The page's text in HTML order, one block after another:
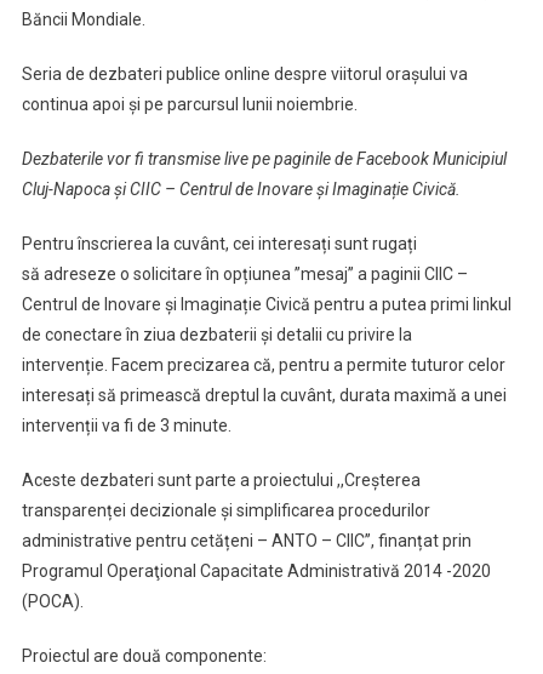
Băncii Mondiale.
Seria de dezbateri publice online despre viitorul orașului va
continua apoi și pe parcursul lunii noiembrie.
Dezbaterile vor fi transmise live pe paginile de Facebook Municipiul
Cluj-Napoca și CIIC – Centrul de Inovare și Imaginație Civică.
Pentru înscrierea la cuvânt, cei interesați sunt rugați
să adreseze o solicitare în opțiunea ”mesaj” a paginii CIIC –
Centrul de Inovare și Imaginație Civică pentru a putea primi linkul
de conectare în ziua dezbaterii și detalii cu privire la
intervenție. Facem precizarea că, pentru a permite tuturor celor
interesați să primească dreptul la cuvânt, durata maximă a unei
intervenții va fi de 3 minute.
Aceste dezbateri sunt parte a proiectului ,,Creșterea
transparenței decizionale și simplificarea procedurilor
administrative pentru cetățeni – ANTO – CIIC’’, finanțat prin
Programul Operaţional Capacitate Administrativă 2014 -2020
(POCA).
Proiectul are două componente: